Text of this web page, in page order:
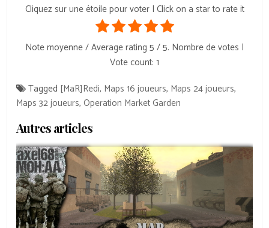
Cliquez sur une étoile pour voter | Click on a star to rate it
Note moyenne / Average rating 5 / 5. Nombre de votes |
Vote count: 1
Tagged [MaR]Redi, Maps 16 joueurs, Maps 24 joueurs,
Maps 32 joueurs,Operation Market Garden
Autres articles